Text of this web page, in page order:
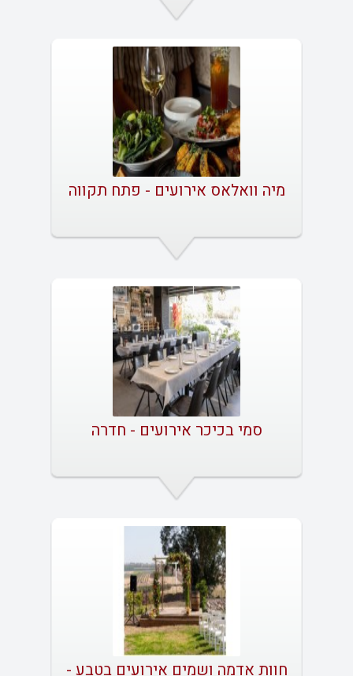
מיה וואלאס אירועים - פתח תקווה
סמי בכיכר אירועים - חדרה
חוות אדמה ושמים אירועים בטבע -